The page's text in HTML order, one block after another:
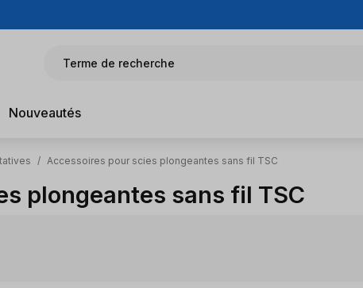
Terme de recherche
Nouveautés
/ Accessoires pour scies plongeantes sans fil TSC
plongeantes sans fil TSC